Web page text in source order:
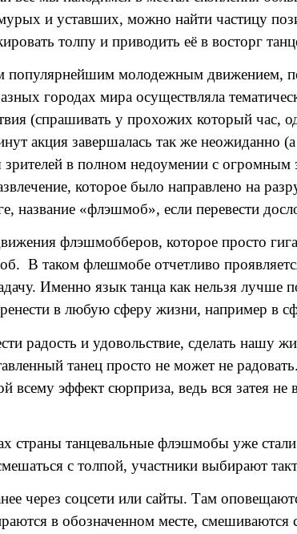
и уставших, можно найти частицу
толпу и приводить её в восторг
популярнейшим молодежным движением,
городах мира осуществляла
(спрашивать у прохожих который час,
акция завершалась так же неожиданно
зрителей в полном недоумении с
которое было направлено на
название «флэшмоб», если перевести
флэшмобберов, которое просто
В таком флешмобе отчетливо
Именно язык танца как нельзя лучше
в любую сферу жизни, например в
радость и удовольствие, сделать нашу
танец просто не может не
эффект сюрприза, ведь вся затея
страны танцевальные флэшмобы уже
с толпой, участники выбирают
через соцсети или сайты. Там
в обозначенном месте, смешиваются